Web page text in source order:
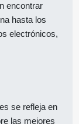
encontrar
hasta los
electrónicos,
se refleja en
las mejores